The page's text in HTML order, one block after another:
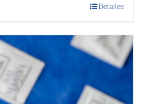
Detalles